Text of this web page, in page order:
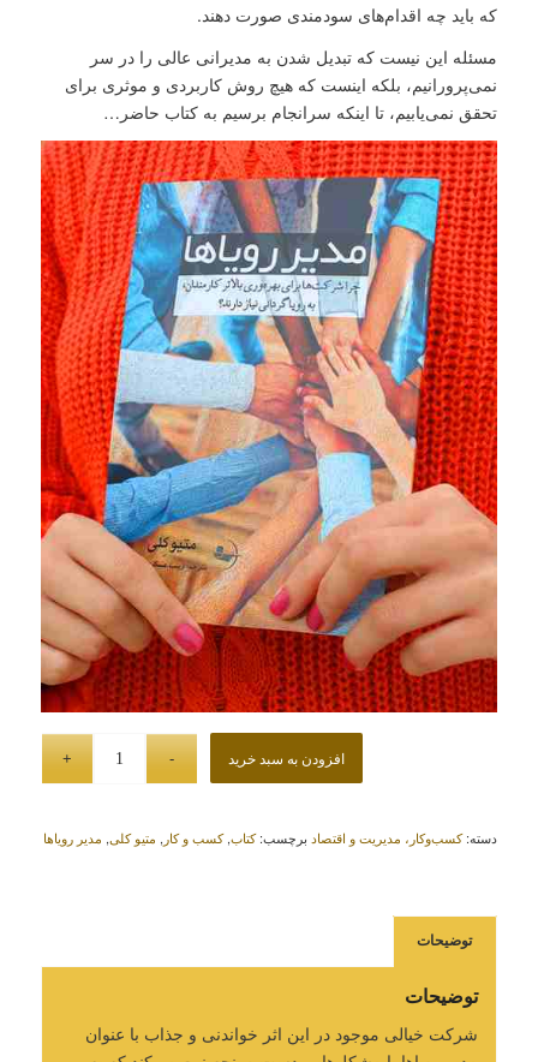
که باید چه اقدام‌های سودمندی صورت دهند.
مسئله این نیست که تبدیل شدن به مدیرانی عالی را در سر
نمی‌پرورانیم، بلکه اینست که هیچ روش کاربردی و موثری برای
تحقق نمی‌یابیم، تا اینکه سرانجام برسیم به کتاب حاضر…
افزودن به سبد خرید
دسته:کسب‌وکار، مدیریت و اقتصاد برچسب:کتاب,کسب و کار , متیو کلی, مدیر رویاها
توضیحات
توضیحات
شرکت خیالی موجود در این اثر خواندنی و جذاب با عنوان